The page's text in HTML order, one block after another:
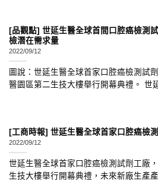
[品觀點] 世延生醫全球首間口腔癌檢測
檢潛在需求量
2022/09/12
圖說：世延生醫全球首家口腔癌檢測試
醫園區第二生技大樓舉行開幕典禮。 世
[工商時報] 世延生醫全球首家口腔癌檢
2022/09/12
世延生醫全球首家口腔癌檢測試劑工廠
生技大樓舉行開幕典禮，未來新廠生產